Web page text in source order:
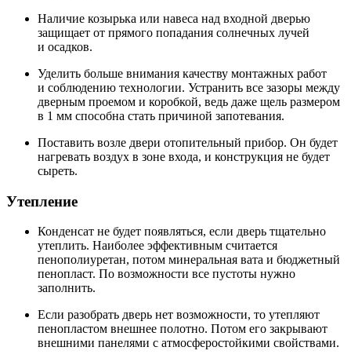
Наличие козырька или навеса над входной дверью
защищает от прямого попадания солнечных лучей
и осадков.
Уделить больше внимания качеству монтажных работ
и соблюдению технологии. Устранить все зазоры между
дверным проемом и коробкой, ведь даже щель размером
в 1 мм способна стать причиной запотевания.
Поставить возле двери отопительный прибор. Он будет
нагревать воздух в зоне входа, и конструкция не будет
сыреть.
Утепление
Конденсат не будет появляться, если дверь тщательно
утеплить. Наиболее эффективным считается
пенополиуретан, потом минеральная вата и бюджетный
пенопласт. По возможности все пустоты нужно
заполнить.
Если разобрать дверь нет возможности, то утепляют
пенопластом внешнее полотно. Потом его закрывают
внешними панелями с атмосферостойкими свойствами.